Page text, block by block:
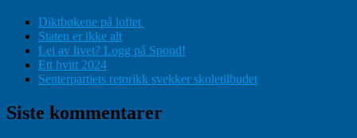
Diktbøkene på loftet
Staten er ikke alt
Lei av livet? Logg på Spond!
Ett hvitt 2024
Senterpartiets retorikk svekker skoletilbudet
Siste kommentarer